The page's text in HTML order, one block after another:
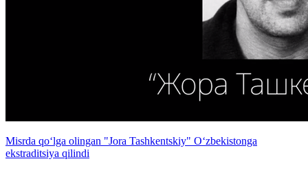
Misrda qo‘lga olingan "Jora Tashkentskiy" O‘zbekistonga
ekstraditsiya qilindi